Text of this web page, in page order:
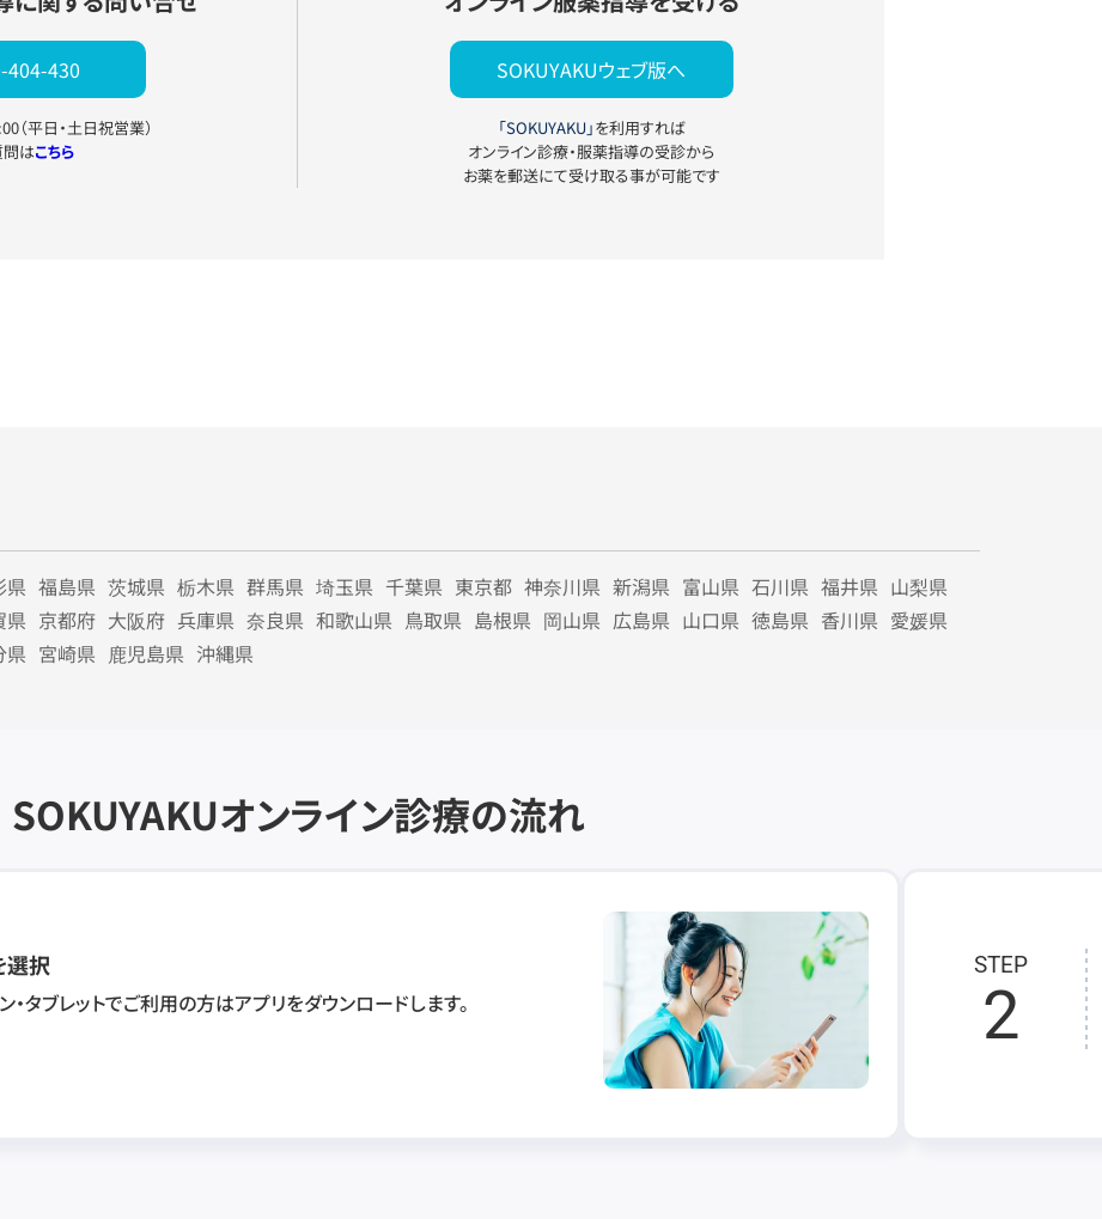
404-430
（平日・土日祝営業）
問はこちら
SOKUYAKUウェブ版へ
「SOKUYAKU」を利用すれば
オンライン診療・服薬指導の受診から
お薬を郵送にて受け取る事が可能です
県 福島県 茨城県 栃木県 群馬県 埼玉県 千葉県 東京都 神奈川県 新潟県 富山県 石川県 福井県 山梨県
県 京都府 大阪府 兵庫県 奈良県 和歌山県 鳥取県 島根県 岡山県 広島県 山口県 徳島県 香川県 愛媛県
県 宮崎県 鹿児島県 沖縄県
SOKUYAKUオンライン診療の流れ
選択
・タブレットでご利用の方はアプリをダウンロードします。
STEP
2